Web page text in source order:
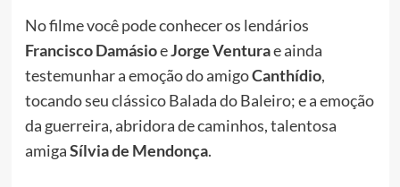
No filme você pode conhecer os lendários
Francisco DamásioeJorge Venturae ainda
testemunhar a emoção do amigoCanthídio,
tocando seu clássico Balada do Baleiro; e a emoção
da guerreira, abridora de caminhos, talentosa
amigaSílvia de Mendonça.